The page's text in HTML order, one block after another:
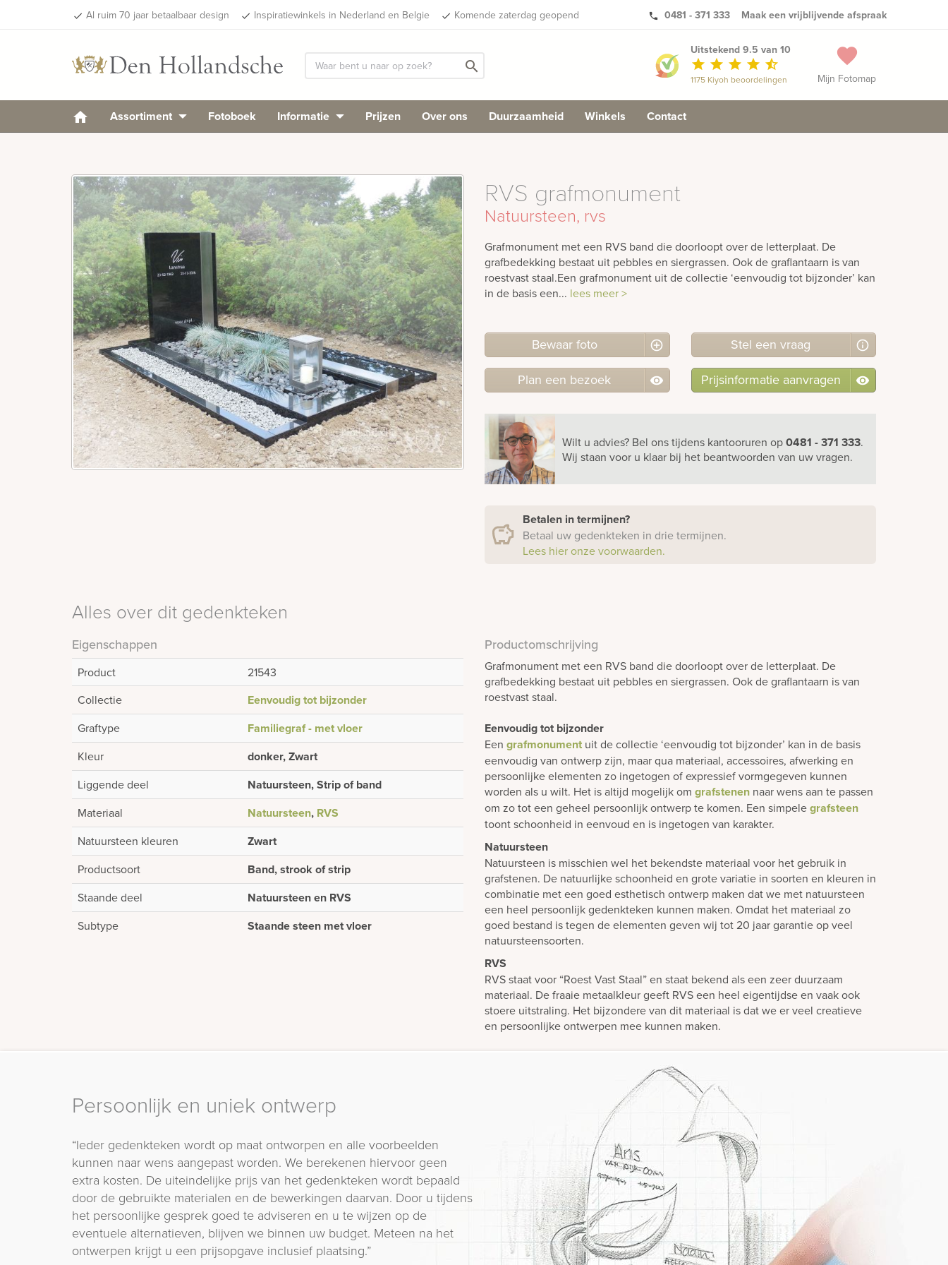
done Al ruim 70 jaar betaalbaar design done Inspiratiewinkels in Nederland en Belgie done Komende zaterdag geopend phone 0481 - 371 333 Maak een vrijblijvende afspraak
search favorite
Mijn Fotomap
Uitstekend 9.5 van 10
star star star star star_half
1175 Kiyoh beoordelingen
Assortiment Fotoboek Informatie Prijzen Over ons Duurzaamheid Winkels Contact
RVS grafmonument
Natuursteen, rvs
Grafmonument met een RVS band die doorloopt over de letterplaat. De
grafbedekking bestaat uit pebbles en siergrassen. Ook de graflantaarn is van
roestvast staal.Een grafmonument uit de collectie ‘eenvoudig tot bijzonder’ kan
in de basis een... lees meer >
Bewaar foto Stel een vraag
Plan een bezoek Prijsinformatie aanvragen
Wilt u advies? Bel onstijdens kantooruren op0481 - 371 333.
Wij staan voor u klaar bij het beantwoorden van uw vragen.
Betalen in termijnen?
Betaal uw gedenkteken in drie termijnen.
Lees hier onze voorwaarden.
Alles over dit gedenkteken
Eigenschappen
Product
21543
Collectie
Eenvoudig tot bijzonder
Graftype Familiegraf - met vloer
Kleur donker, Zwart
Liggende deel Natuursteen, Strip of band
Materiaal Natuursteen, RVS
Natuursteen kleuren Zwart
Productsoort Band, strook of strip
Staande deel Natuursteen en RVS
Subtype Staande steen met vloer
Productomschrijving
Grafmonument met een RVS band die doorloopt over de letterplaat. De
grafbedekking bestaat uit pebbles en siergrassen. Ook de graflantaarn is van
roestvast staal.
Eenvoudig tot bijzonder
Een grafmonument uit de collectie ‘eenvoudig tot bijzonder’ kan in de basis
eenvoudig van ontwerp zijn, maar qua materiaal, accessoires, afwerking en
persoonlijke elementen zo ingetogen of expressief vormgegeven kunnen
worden als u wilt. Het is altijd mogelijk om grafstenen naar wens aan te passen
om zo tot een geheel persoonlijk ontwerp te komen. Een simpelegrafsteen
toont schoonheid in eenvoud en is ingetogen van karakter.
Natuursteen
Natuursteen is misschien wel het bekendste materiaal voor het gebruik in
grafstenen. De natuurlijke schoonheid en grote variatie in soorten en kleuren in
combinatie met een goed esthetisch ontwerp maken dat we met natuursteen
een heel persoonlijk gedenkteken kunnen maken. Omdat het materiaal zo
goed bestand is tegen de elementen geven wij tot 20 jaar garantie op veel
natuursteensoorten.
RVS
RVS staat voor “Roest Vast Staal” en staat bekend als een zeer duurzaam
materiaal. De fraaie metaalkleur geeft RVS een heel eigentijdse en vaak ook
stoere uitstraling. Het bijzondere van dit materiaal is dat we er veel creatieve
en persoonlijke ontwerpen mee kunnen maken.
Persoonlijk en uniek ontwerp
“Ieder gedenkteken wordt op maat ontworpen en alle voorbeelden
kunnen naar wens aangepast worden. We berekenen hiervoor geen
extra kosten. De uiteindelijke prijs van het gedenkteken wordt bepaald
door de gebruikte materialen en de bewerkingen daarvan. Door u tijdens
het persoonlijke gesprek goed te adviseren en u te wijzen op de
eventuele alternatieven, blijven we binnen uw budget. Meteen na het
ontwerpen krijgt u een prijsopgave inclusief plaatsing.”